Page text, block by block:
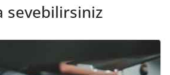
sevebilirsiniz